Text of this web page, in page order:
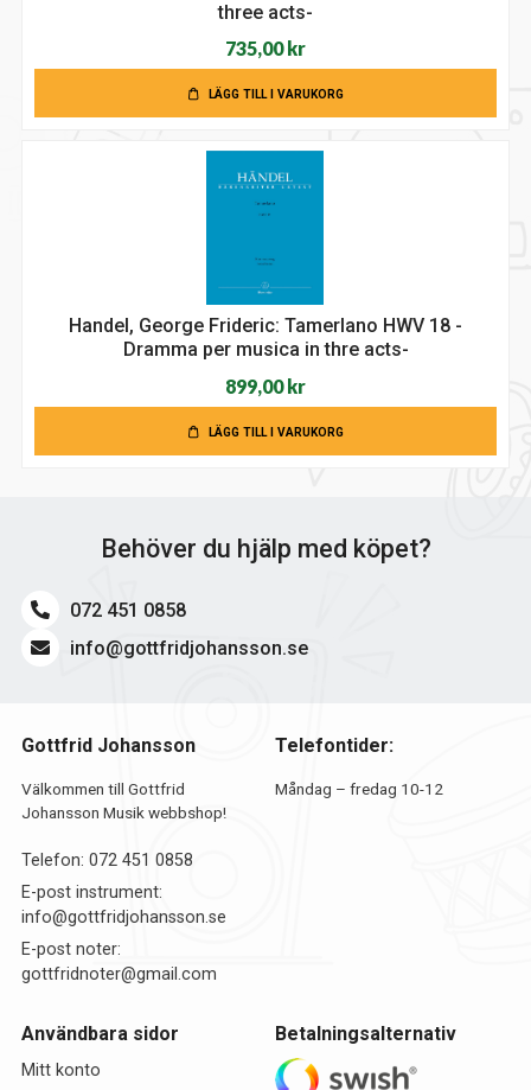
three acts-
735,00 kr
LÄGG TILL I VARUKORG
Handel, George Frideric: Tamerlano HWV 18 -
Dramma per musica in thre acts-
899,00kr
LÄGG TILL I VARUKORG
Behöver du hjälp med köpet?
072 451 0858
info@gottfridjohansson.se
Gottfrid Johansson
Välkommen till Gottfrid
Johansson Musik webbshop!
Telefon: 072 451 0858
E-post instrument:
info@gottfridjohansson.se
E-post noter:
gottfridnoter@gmail.com
Telefontider:
Måndag – fredag 10-12
Användbara sidor
Mitt konto
Betalningsalternativ